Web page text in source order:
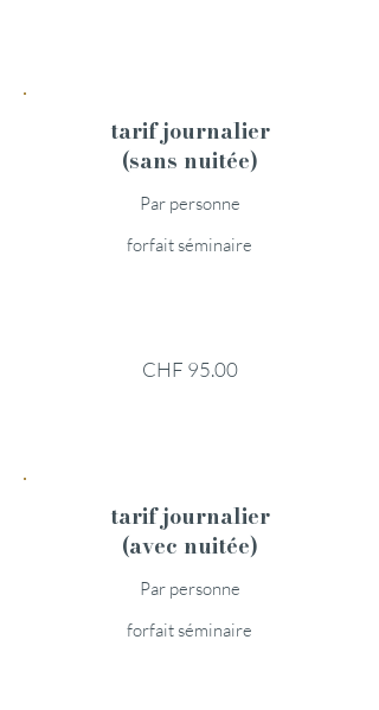
tarif journalier
(sans nuitée)
Par personne
forfait séminaire
CHF 95.00
tarif journalier
(avec nuitée)
Par personne
forfait séminaire